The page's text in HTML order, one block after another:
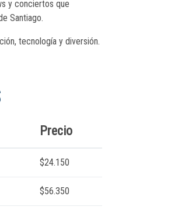
y conciertos que
Santiago.
tecnología y diversión.
Precio
$24.150
$56.350